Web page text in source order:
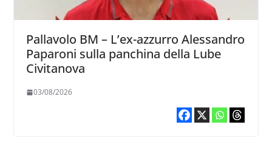
Pallavolo BM – L’ex-azzurro Alessandro
Paparoni sulla panchina della Lube
Civitanova
03/08/2026